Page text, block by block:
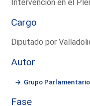
Intervención en el
Cargo
Diputado por
Autor
Grupo
Fase